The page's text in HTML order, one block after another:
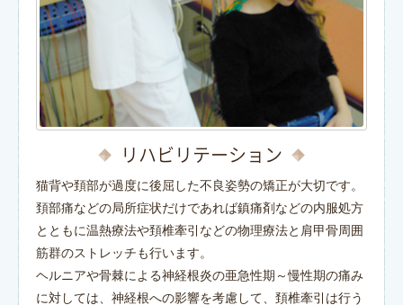
リハビリテーション
猫背や頚部が過度に後屈した不良姿勢の矯正が大切です。
頚部痛などの局所症状だけであれば鎮痛剤などの内服処方
とともに温熱療法や頚椎牽引などの物理療法と肩甲骨周囲
筋群のストレッチも行います。
ヘルニアや骨棘による神経根炎の亜急性期～慢性期の痛み
に対しては、神経根への影響を考慮して、頚椎牽引は行う